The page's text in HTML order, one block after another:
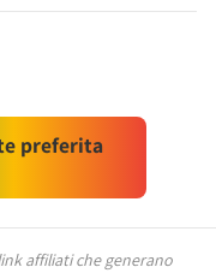
preferita
affiliati che generano